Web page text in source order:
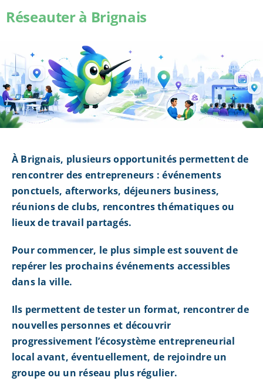
Réseauter à Brignais
À Brignais, plusieurs opportunités permettent de
rencontrer des entrepreneurs : événements
ponctuels, afterworks, déjeuners business,
réunions de clubs, rencontres thématiques ou
lieux de travail partagés.
Pour commencer, le plus simple est souvent de
repérer les prochains événements accessibles
dans la ville.
Ils permettent de tester un format, rencontrer de
nouvelles personnes et découvrir
progressivement l’écosystème entrepreneurial
local avant, éventuellement, de rejoindre un
groupe ou un réseau plus régulier.